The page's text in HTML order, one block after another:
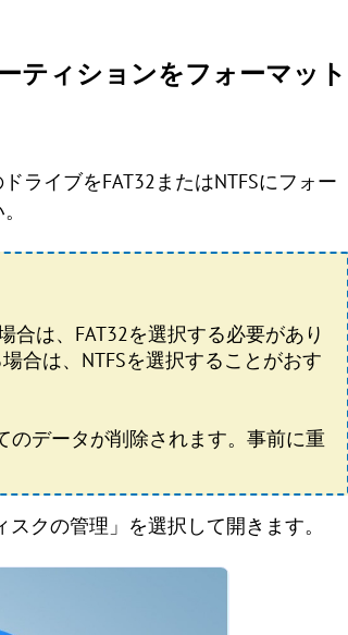
ティションをフォーマット
ライブをFAT32またはNTFSにフォー
は、FAT32を選択する必要があり
合は、NTFSを選択することがおす
データが削除されます。事前に重
クの管理」を選択して開きます。